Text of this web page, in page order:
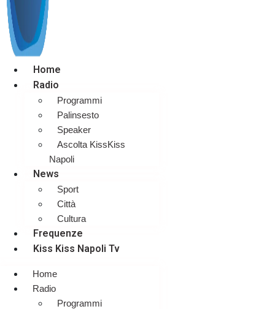
Home
Radio
Programmi
Palinsesto
Speaker
Ascolta KissKiss
Napoli
News
Sport
Città
Cultura
Frequenze
Kiss Kiss Napoli Tv
Home
Radio
Programmi